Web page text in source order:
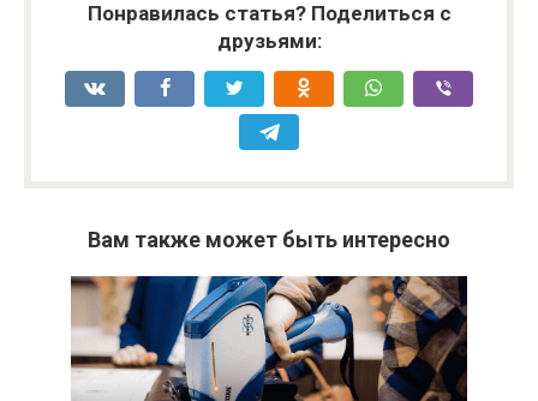
Понравилась статья? Поделиться с
друзьями:
Вам также может быть интересно